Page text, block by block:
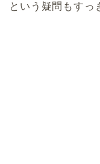
という疑問もすっ